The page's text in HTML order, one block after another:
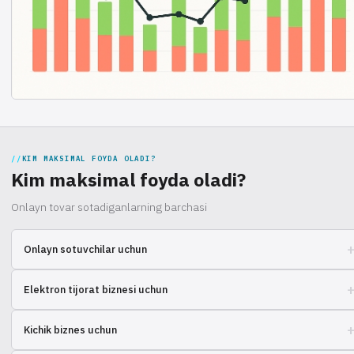
KIM MAKSIMAL FOYDA OLADI?
Kim maksimal foyda oladi?
Onlayn tovar sotadiganlarning barchasi
Onlayn sotuvchilar uchun
yechimini qidirayotganlar uchun
Elektron tijorat biznesi uchun
intilayotgan tadbirkorlar uchun
Kichik biznes uchun